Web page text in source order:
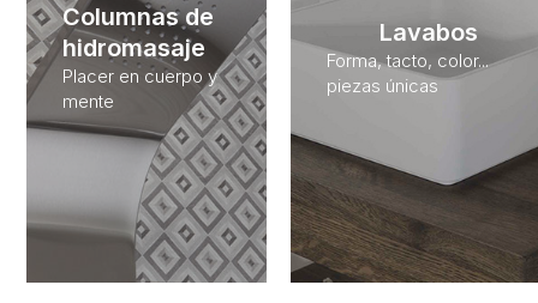
Columnas de
hidromasaje
Placer en cuerpo y
mente
Lavabos
Forma, tacto, color...
piezas únicas